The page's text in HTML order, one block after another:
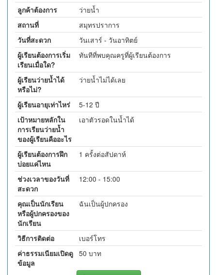
ลูกค้าต้องการ
ว่ายน้ำ
สถานที่
สมุทรปราการ
วันที่สะดวก
วันเสาร์ - วันอาทิตย์
ผู้เรียนต้องการเริ่ม
เรียนเมื่อใด?
ทันทีที่พบคุณครูที่ผู้เรียนต้องการ
ผู้เรียนว่ายน้ำได้
หรือไม่?
ว่ายน้ำไม่ได้เลย
ผู้เรียนอายุเท่าไหร่
5-12 ปี
เป้าหมายหลักใน
การเรียนว่ายน้ำ
ของผู้เรียนคืออะไร
เอาตัวรอดในน้ำได้
ผู้เรียนต้องการฝึก
บ่อยแค่ไหน
1 ครั้งต่อสัปดาห์
ช่วงเวลาของวันที่
สะดวก
12:00 - 15:00
คุณเป็นนักเรียน
หรือผู้ปกครองของ
นักเรียน
ฉันเป็นผู้ปกครอง
วิธีการติดต่อ
เบอร์โทร
ค่าธรรมเนียมเปิดดู
ข้อมูล
50 บาท